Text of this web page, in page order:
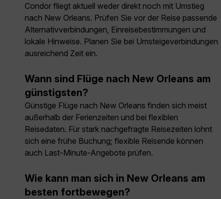
Condor fliegt aktuell weder direkt noch mit Umstieg
nach New Orleans. Prüfen Sie vor der Reise passende
Alternativverbindungen, Einreisebestimmungen und
lokale Hinweise. Planen Sie bei Umsteigeverbindungen
ausreichend Zeit ein.
Wann sind Flüge nach New Orleans am
günstigsten?
Günstige Flüge nach New Orleans finden sich meist
außerhalb der Ferienzeiten und bei flexiblen
Reisedaten. Für stark nachgefragte Reisezeiten lohnt
sich eine frühe Buchung; flexible Reisende können
auch Last-Minute-Angebote prüfen.
Wie kann man sich in New Orleans am
besten fortbewegen?